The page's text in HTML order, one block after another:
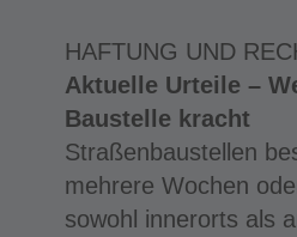
HAFTUNG UND
Aktuelle Urteile –
Baustelle kracht
Straßenbaustellen
mehrere Wochen
sowohl innerorts als